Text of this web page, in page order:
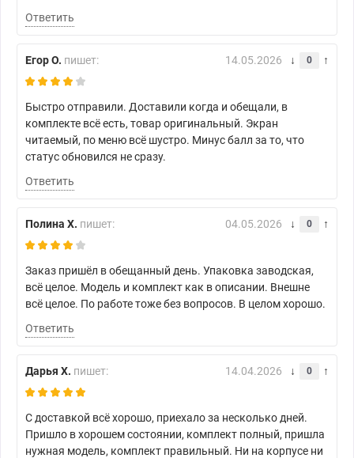
Ответить
Егор О. пишет: 14.05.2026 0
Быстро отправили. Доставили когда и обещали, в
комплекте всё есть, товар оригинальный. Экран
читаемый, по меню всё шустро. Минус балл за то, что
статус обновился не сразу.
Ответить
Полина Х. пишет: 04.05.2026 0
Заказ пришёл в обещанный день. Упаковка заводская,
всё целое. Модель и комплект как в описании. Внешне
всё целое. По работе тоже без вопросов. В целом хорошо.
Ответить
Дарья Х. пишет: 14.04.2026 0
С доставкой всё хорошо, приехало за несколько дней.
Пришло в хорошем состоянии, комплект полный, пришла
нужная модель, комплект правильный. Ни на корпусе ни